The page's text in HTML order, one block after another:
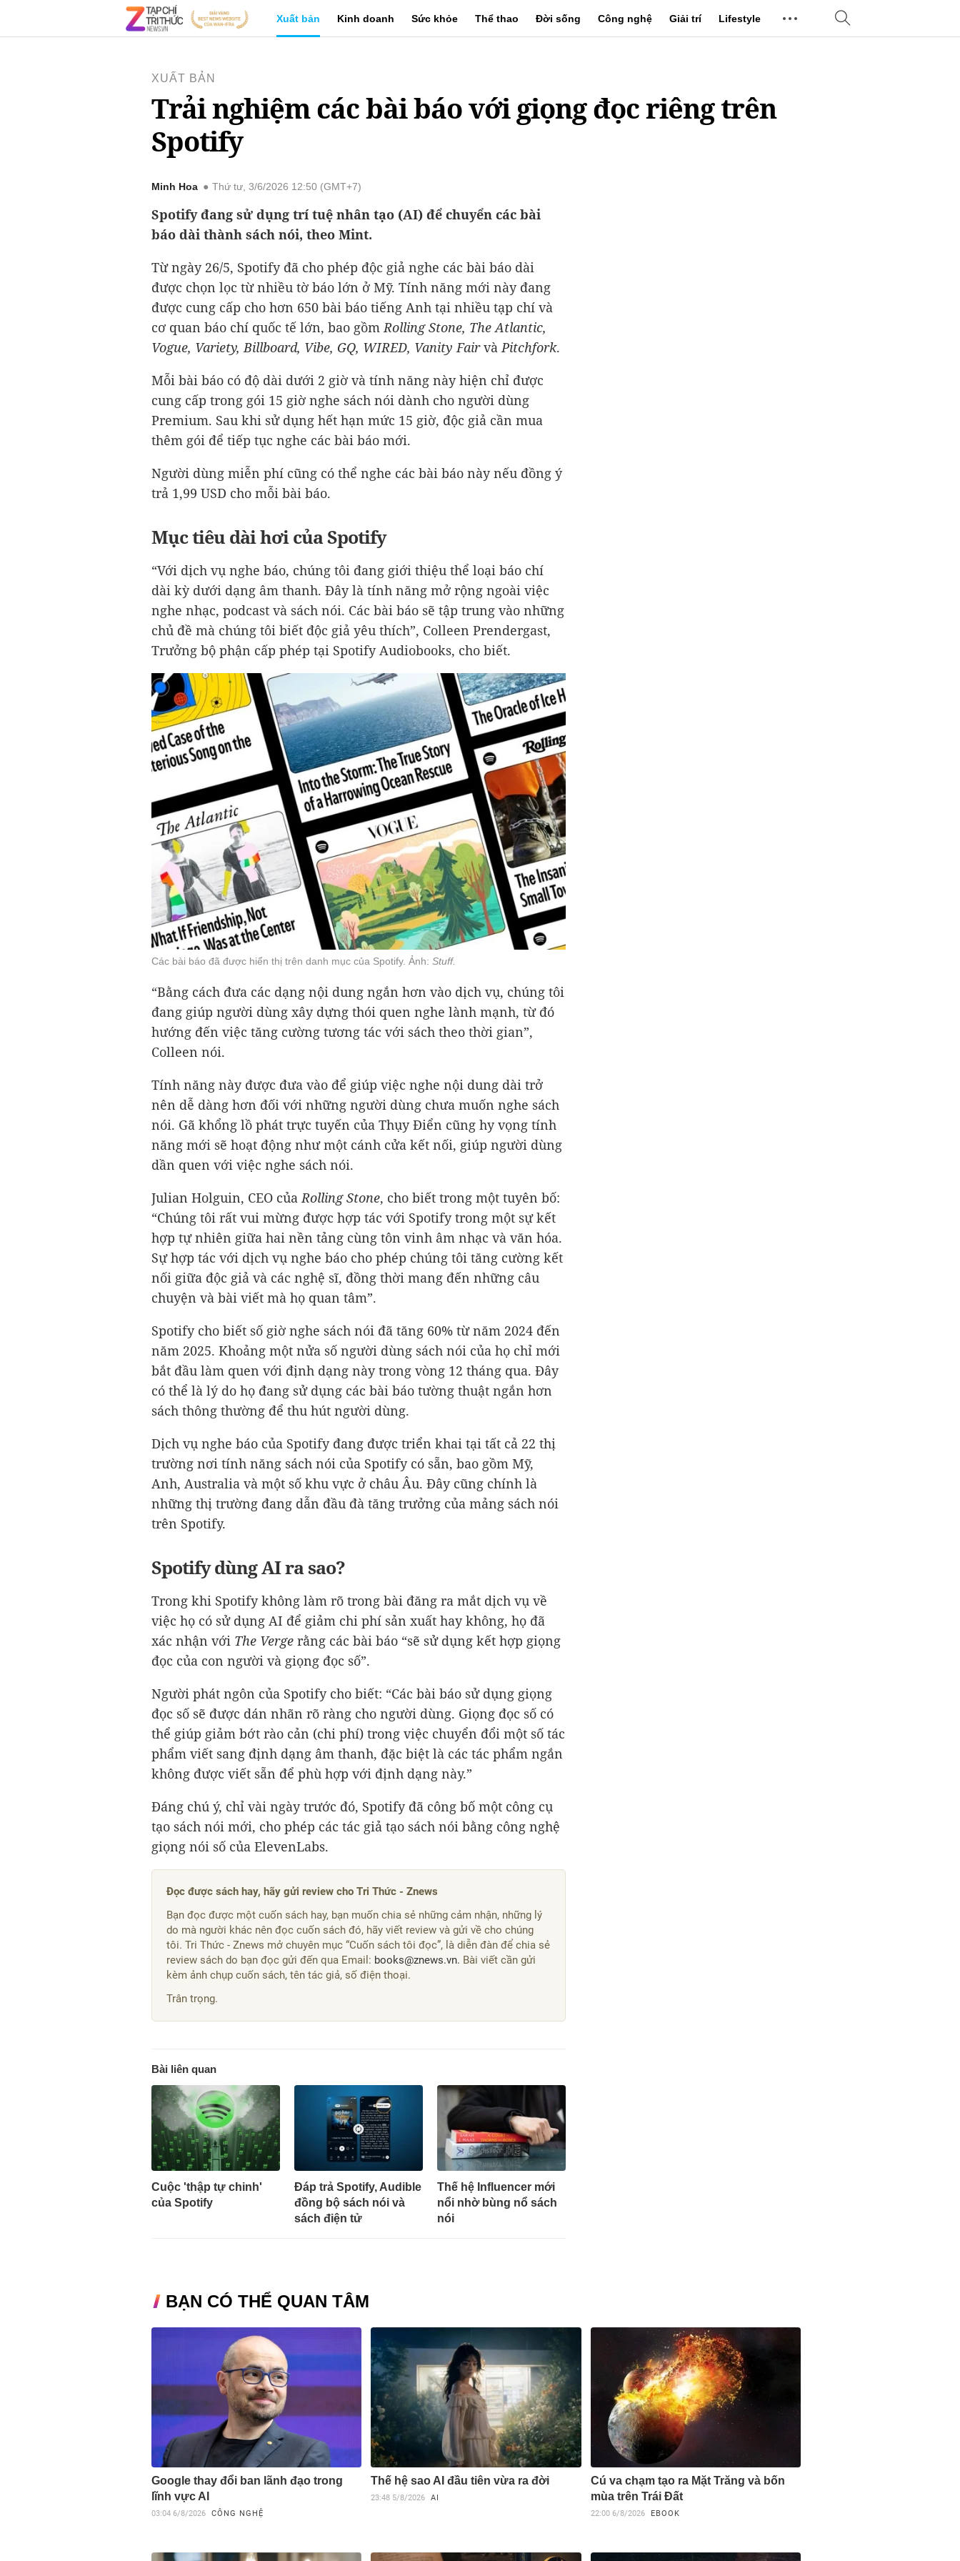
Xuất bản Kinh doanh Sức khỏe Thể thao Đời sống Công nghệ Giải trí Lifestyle
XUẤT BẢN
Trải nghiệm các bài báo với giọng đọc riêng trên
Spotify
Minh Hoa Thứ tư, 3/6/2026 12:50 (GMT+7)
Spotify đang sử dụng trí tuệ nhân tạo (AI) để chuyển các bài
báo dài thành sách nói, theo Mint.
Từ ngày 26/5, Spotify đã cho phép độc giả nghe các bài báo dài
được chọn lọc từ nhiều tờ báo lớn ở Mỹ. Tính năng mới này đang
được cung cấp cho hơn 650 bài báo tiếng Anh tại nhiều tạp chí và
cơ quan báo chí quốc tế lớn, bao gồmRolling Stone, The Atlantic,
Vogue, Variety, Billboard, Vibe, GQ, WIRED, Vanity FairvàPitchfork.
Mỗi bài báo có độ dài dưới 2 giờ và tính năng này hiện chỉ được
cung cấp trong gói 15 giờ nghe sách nói dành cho người dùng
Premium. Sau khi sử dụng hết hạn mức 15 giờ, độc giả cần mua
thêm gói để tiếp tục nghe các bài báo mới.
Người dùng miễn phí cũng có thể nghe các bài báo này nếu đồng ý
trả 1,99 USD cho mỗi bài báo.
Mục tiêu dài hơi của Spotify
“Với dịch vụ nghe báo, chúng tôi đang giới thiệu thể loại báo chí
dài kỳ dưới dạng âm thanh. Đây là tính năng mở rộng ngoài việc
nghe nhạc, podcast và sách nói. Các bài báo sẽ tập trung vào những
chủ đề mà chúng tôi biết độc giả yêu thích”, Colleen Prendergast,
Trưởng bộ phận cấp phép tại Spotify Audiobooks, cho biết.
Các bài báo đã được hiển thị trên danh mục của Spotify. Ảnh: Stuff.
“Bằng cách đưa các dạng nội dung ngắn hơn vào dịch vụ, chúng tôi
đang giúp người dùng xây dựng thói quen nghe lành mạnh, từ đó
hướng đến việc tăng cường tương tác với sách theo thời gian”,
Colleen nói.
Tính năng này được đưa vào để giúp việc nghe nội dung dài trở
nên dễ dàng hơn đối với những người dùng chưa muốn nghe sách
nói. Gã khổng lồ phát trực tuyến của Thụy Điển cũng hy vọng tính
năng mới sẽ hoạt động như một cánh cửa kết nối, giúp người dùng
dần quen với việc nghe sách nói.
Julian Holguin, CEO củaRolling Stone, cho biết trong một tuyên bố:
“Chúng tôi rất vui mừng được hợp tác với Spotify trong một sự kết
hợp tự nhiên giữa hai nền tảng cùng tôn vinh âm nhạc và văn hóa.
Sự hợp tác với dịch vụ nghe báo cho phép chúng tôi tăng cường kết
nối giữa độc giả và các nghệ sĩ, đồng thời mang đến những câu
chuyện và bài viết mà họ quan tâm”.
Spotify cho biết số giờ nghe sách nói đã tăng 60% từ năm 2024 đến
năm 2025. Khoảng một nửa số người dùng sách nói của họ chỉ mới
bắt đầu làm quen với định dạng này trong vòng 12 tháng qua. Đây
có thể là lý do họ đang sử dụng các bài báo tường thuật ngắn hơn
sách thông thường để thu hút người dùng.
Dịch vụ nghe báo của Spotify đang được triển khai tại tất cả 22 thị
trường nơi tính năng sách nói của Spotify có sẵn, bao gồm Mỹ,
Anh, Australia và một số khu vực ở châu Âu. Đây cũng chính là
những thị trường đang dẫn đầu đà tăng trưởng của mảng sách nói
trên Spotify.
Spotify dùng AI ra sao?
Trong khi Spotify không làm rõ trong bài đăng ra mắt dịch vụ về
việc họ có sử dụng AI để giảm chi phí sản xuất hay không, họ đã
xác nhận với The Verge rằng các bài báo “sẽ sử dụng kết hợp giọng
đọc của con người và giọng đọc số”.
Người phát ngôn của Spotify cho biết: “Các bài báo sử dụng giọng
đọc số sẽ được dán nhãn rõ ràng cho người dùng. Giọng đọc số có
thể giúp giảm bớt rào cản (chi phí) trong việc chuyển đổi một số tác
phẩm viết sang định dạng âm thanh, đặc biệt là các tác phẩm ngắn
không được viết sẵn để phù hợp với định dạng này.”
Đáng chú ý, chỉ vài ngày trước đó, Spotify đã công bố một công cụ
tạo sách nói mới, cho phép các tác giả tạo sách nói bằng công nghệ
giọng nói số của ElevenLabs.
Đọc được sách hay, hãy gửi review cho Tri Thức - Znews
Bạn đọc được một cuốn sách hay, bạn muốn chia sẻ những cảm nhận, những lý
do mà người khác nên đọc cuốn sách đó, hãy viết review và gửi về cho chúng
tôi. Tri Thức - Znews mở chuyên mục “Cuốn sách tôi đọc”, là diễn đàn để chia sẻ
review sách do bạn đọc gửi đến qua Email: books@znews.vn. Bài viết cần gửi
kèm ảnh chụp cuốn sách, tên tác giả, số điện thoại.
Trân trọng.
Bài liên quan
Cuộc 'thập tự chinh'
của Spotify
Đáp trả Spotify, Audible
đồng bộ sách nói và
sách điện tử
Thế hệ Influencer mới
nổi nhờ bùng nổ sách
nói
BẠN CÓ THỂ QUAN TÂM
Google thay đổi ban lãnh đạo trong
lĩnh vực AI
03:04 6/8/2026 CÔNG NGHỆ
Thế hệ sao AI đầu tiên vừa ra đời
23:48 5/8/2026 AI
Cú va chạm tạo ra Mặt Trăng và bốn
mùa trên Trái Đất
22:00 6/8/2026 EBOOK